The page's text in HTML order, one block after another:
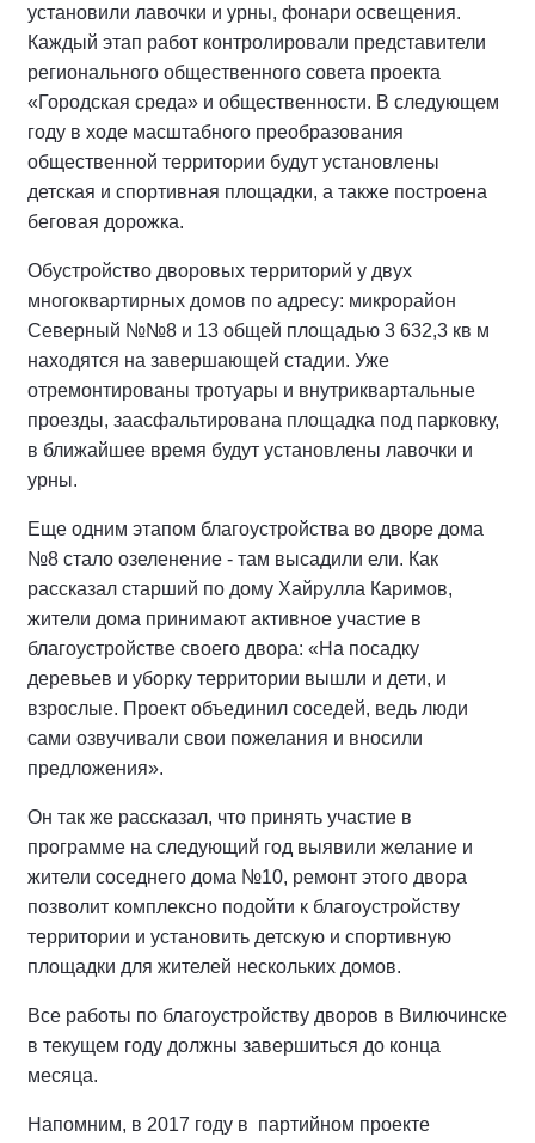
установили лавочки и урны, фонари освещения.
Каждый этап работ контролировали представители
регионального общественного совета проекта
«Городская среда» и общественности. В следующем
году в ходе масштабного преобразования
общественной территории будут установлены
детская и спортивная площадки, а также построена
беговая дорожка.
Обустройство дворовых территорий у двух
многоквартирных домов по адресу: микрорайон
Северный №№8 и 13 общей площадью 3 632,3 кв м
находятся на завершающей стадии. Уже
отремонтированы тротуары и внутриквартальные
проезды, заасфальтирована площадка под парковку,
в ближайшее время будут установлены лавочки и
урны.
Еще одним этапом благоустройства во дворе дома
№8 стало озеленение - там высадили ели. Как
рассказал старший по дому Хайрулла Каримов,
жители дома принимают активное участие в
благоустройстве своего двора: «На посадку
деревьев и уборку территории вышли и дети, и
взрослые. Проект объединил соседей, ведь люди
сами озвучивали свои пожелания и вносили
предложения».
Он так же рассказал, что принять участие в
программе на следующий год выявили желание и
жители соседнего дома №10, ремонт этого двора
позволит комплексно подойти к благоустройству
территории и установить детскую и спортивную
площадки для жителей нескольких домов.
Все работы по благоустройству дворов в Вилючинске
в текущем году должны завершиться до конца
месяца.
Напомним, в 2017 году в партийном проекте